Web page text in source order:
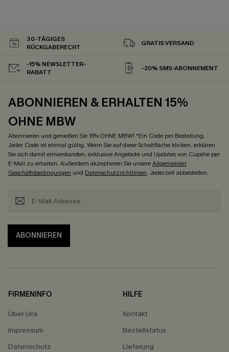
30-TÄGIGES
RÜCKGABERECHT
GRATIS VERSAND
-15% NEWSLETTER-
RABATT
-20% SMS-ABONNEMENT
ABONNIEREN & ERHALTEN 15%
OHNE MBW
Abonnieren und genießen Sie 15% OHNE MBW! *Ein Code pro Bestellung.
Jeder Code ist einmal gültig. Wenn Sie auf diese Schaltfläche klicken, erklären
Sie sich damit einverstanden, exklusive Angebote und Updates von Cupshe per
E-Mail zu erhalten. Außerdem akzeptieren Sie unsereAllgemeinen
Geschäftsbedingungen und Datenschutzrichtlinien. Jederzeit abbestellen.
ABONNIEREN
FIRMENINFO
Über Uns
Impressum
Datenschutz
HILFE
Kontakt
Bestellstatus
Lieferung